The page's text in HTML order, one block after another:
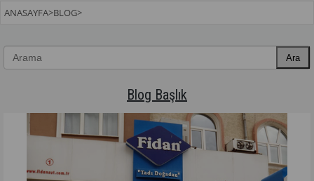
ANASAYFA>BLOG>
Ara
Blog Başlık